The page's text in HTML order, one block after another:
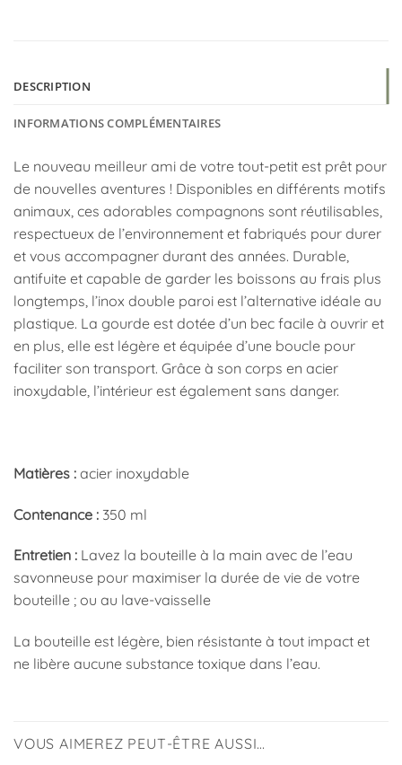
DESCRIPTION
INFORMATIONS COMPLÉMENTAIRES
Le nouveau meilleur ami de votre tout-petit est prêt pour
de nouvelles aventures ! Disponibles en différents motifs
animaux, ces adorables compagnons sont réutilisables,
respectueux de l’environnement et fabriqués pour durer
et vous accompagner durant des années. Durable,
antifuite et capable de garder les boissons au frais plus
longtemps, l’inox double paroi est l’alternative idéale au
plastique. La gourde est dotée d’un bec facile à ouvrir et
en plus, elle est légère et équipée d’une boucle pour
faciliter son transport. Grâce à son corps en acier
inoxydable, l’intérieur est également sans danger.
Matières : acier inoxydable
Contenance : 350 ml
Entretien : Lavez la bouteille à la main avec de l’eau
savonneuse pour maximiser la durée de vie de votre
bouteille ; ou au lave-vaisselle
La bouteille est légère, bien résistante à tout impact et
ne libère aucune substance toxique dans l’eau.
VOUS AIMEREZ PEUT-ÊTRE AUSSI…